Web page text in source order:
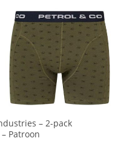
– 2-pack
Patroon